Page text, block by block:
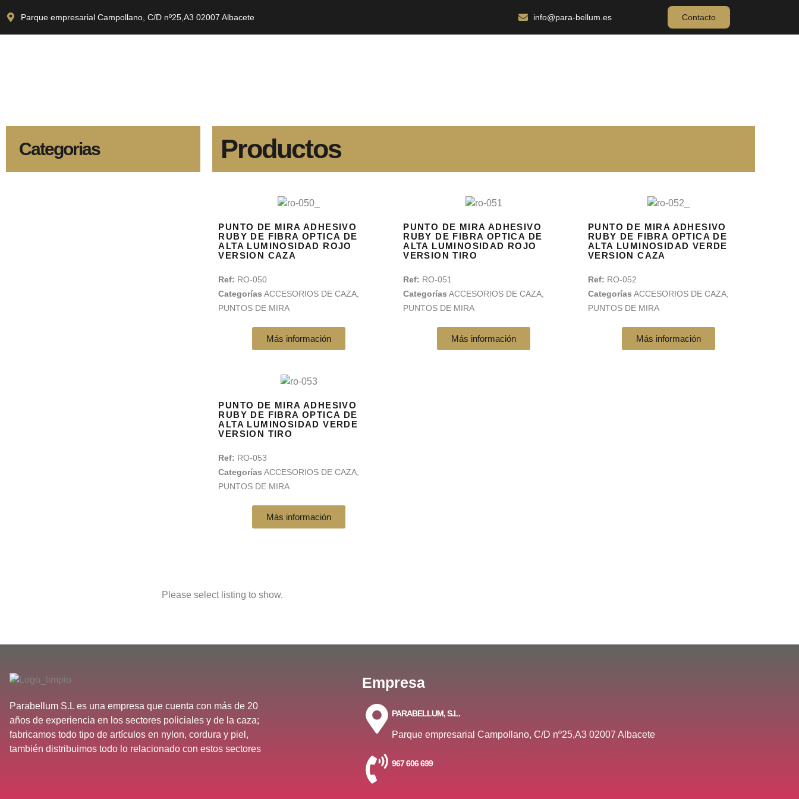
Parque empresarial Campollano, C/D nº25,A3 02007 Albacete info@para-bellum.es Contacto
Categorias Productos
PUNTO DE MIRA ADHESIVO
RUBY DE FIBRA OPTICA DE
ALTA LUMINOSIDAD ROJO
VERSION CAZA
Ref: RO-050
Categorías ACCESORIOS DE CAZA
PUNTOS DE MIRA
Más información
PUNTO DE MIRA ADHESIVO
RUBY DE FIBRA OPTICA DE
ALTA LUMINOSIDAD ROJO
VERSION TIRO
Ref: RO-051
Categorías ACCESORIOS DE CAZA
PUNTOS DE MIRA
Más información
PUNTO DE MIRA ADHESIVO
RUBY DE FIBRA OPTICA DE
ALTA LUMINOSIDAD VERDE
VERSION CAZA
Ref: RO-052
Categorías ACCESORIOS DE CAZA
PUNTOS DE MIRA
Más información
PUNTO DE MIRA ADHESIVO
RUBY DE FIBRA OPTICA DE
ALTA LUMINOSIDAD VERDE
VERSION TIRO
Ref: RO-053
Categorías ACCESORIOS DE CAZA
PUNTOS DE MIRA
Más información
Please select listing to show.
Parabellum S.L es una empresa que cuenta con más de 20
años de experiencia en los sectores policiales y de la caza;
fabricamos todo tipo de artículos en nylon, cordura y piel,
también distribuimos todo lo relacionado con estos sectores
Empresa
PARABELLUM, S.L.
Parque empresarial Campollano, C/D nº25,A3 02007 Albacete
967 606 699